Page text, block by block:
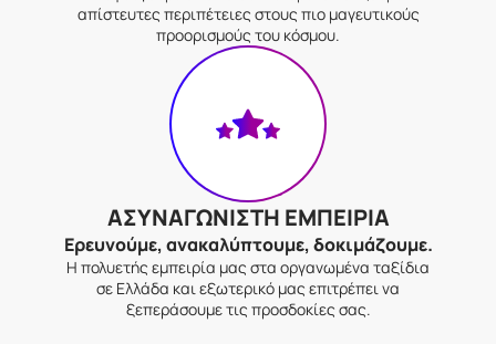
απίστευτες περιπέτειες στους πιο μαγευτικούς
προορισμούς του κόσμου.
ΑΣΥΝΑΓΩΝΙΣΤΗ ΕΜΠΕΙΡΙΑ
Ερευνούμε, ανακαλύπτουμε, δοκιμάζουμε.
Η πολυετής εμπειρία μας στα οργανωμένα ταξίδια
σε Ελλάδα και εξωτερικό μας επιτρέπει να
ξεπεράσουμε τις προσδοκίες σας.